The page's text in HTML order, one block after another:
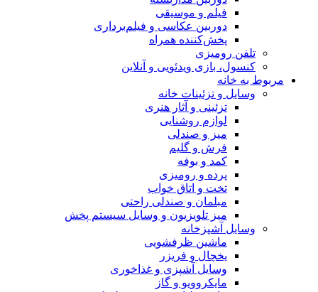
فیلم و موسیقی
دوربین عکاسی و فیلم‌برداری
پخش‌کننده همراه
تلفن رومیزی
کنسول، بازی‌ ویدئویی و آنلاین
مربوط به خانه
وسایل و تزئینات خانه
تزئینی و آثار هنری
لوازم روشنایی
میز و صندلی
فرش و گلیم
کمد و بوفه
پرده و رومیزی
تخت و اتاق خواب
مبلمان و صندلی راحتی
میز تلویزیون و وسایل سیستم پخش
وسایل آشپزخانه
ماشین ظرفشویی
یخچال و فریزر
وسایل آشپزی و غذاخوری
مایکروویو و گاز